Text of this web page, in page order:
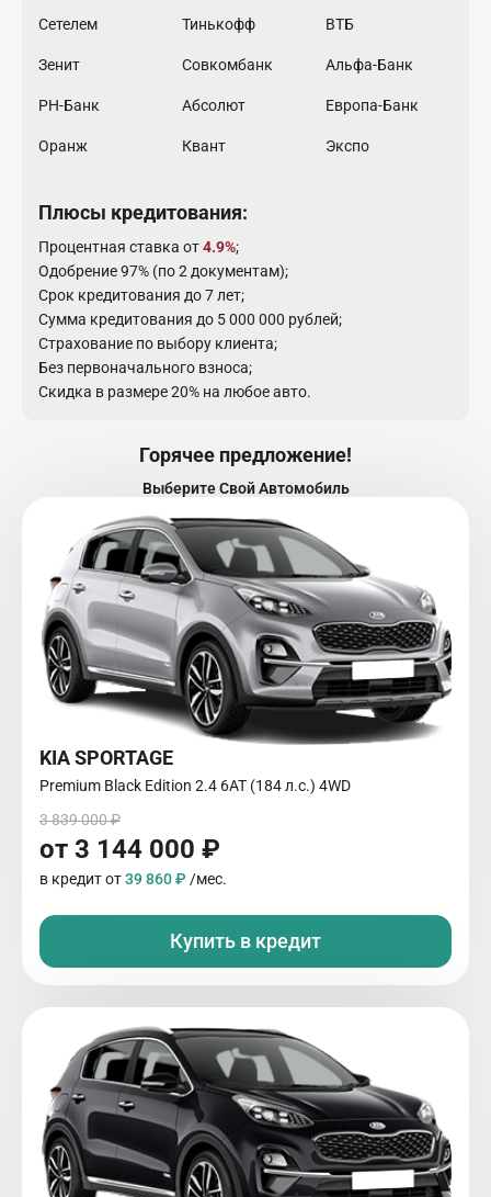
Сетелем Тинькофф ВТБ
Зенит Совкомбанк Альфа-Банк
РН-Банк Абсолют Европа-Банк
Оранж Квант Экспо
Плюсы кредитования:
Процентная ставка от4.9%;
Одобрение 97% (по 2 документам);
Срок кредитования до 7 лет;
Сумма кредитования до 5 000 000 рублей;
Страхование по выбору клиента;
Без первоначального взноса;
Скидка в размере 20% на любое авто.
Горячее предложение!
Выберите Свой Автомобиль
KIA SPORTAGE
Premium Black Edition 2.4 6АТ (184 л.с.) 4WD
3 839 000 ₽
от 3 144 000 ₽
в кредит от39 860 ₽ /мес.
Купить в кредит